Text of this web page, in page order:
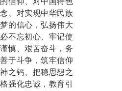
、对实现中华民族
的信心，弘扬伟大
不忘初心、牢记使
慎、艰苦奋斗，务
于斗争，筑牢信仰
之钙、把稳思想之
强化忠诚，教育引